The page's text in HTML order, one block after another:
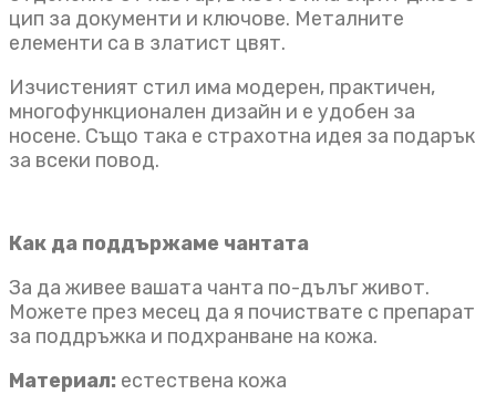
цип за документи и ключове. Металните
елементи са в златист цвят.
Изчистеният стил има модерен, практичен,
многофункционален дизайн и е удобен за
носене. Също така е страхотна идея за подарък
за всеки повод.
Как да поддържаме чантата
За да живее вашата чанта по-дълъг живот.
Можете през месец да я почиствате с препарат
за поддръжка и подхранване на кожа.
Материал: естествена кожа